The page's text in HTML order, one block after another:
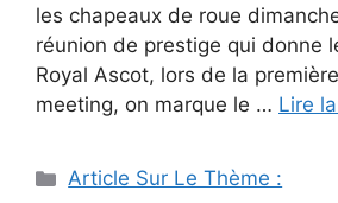
les chapeaux de roue
réunion de prestige qui donne
Royal Ascot, lors de la
meeting, on marque le … Lire
Catégories
Article Sur Le Thème :